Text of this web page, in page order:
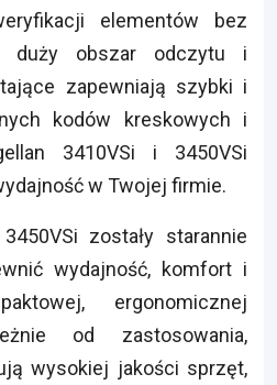
elementów bez
duży obszar odczytu i
zapewniają szybki i
kodów kreskowych i
3410VSi i 3450VSi
w Twojej firmie.
zostały starannie
wydajność, komfort i
ergonomicznej
od zastosowania,
wysokiej jakości sprzęt,